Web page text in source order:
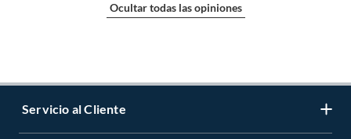
Ocultar todas las opiniones
Servicio al Cliente